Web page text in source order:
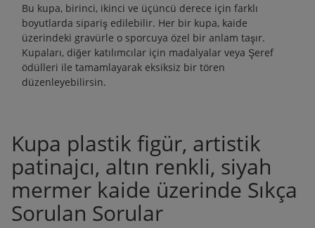
Bu kupa, birinci, ikinci ve üçüncü derece için farklı
boyutlarda sipariş edilebilir. Her bir kupa, kaide
üzerindeki gravürle o sporcuya özel bir anlam taşır.
Kupaları, diğer katılımcılar için madalyalar veya Şeref
ödülleri ile tamamlayarak eksiksiz bir tören
düzenleyebilirsin.
Kupa plastik figür, artistik
patinajcı, altın renkli, siyah
mermer kaide üzerinde Sıkça
Sorulan Sorular